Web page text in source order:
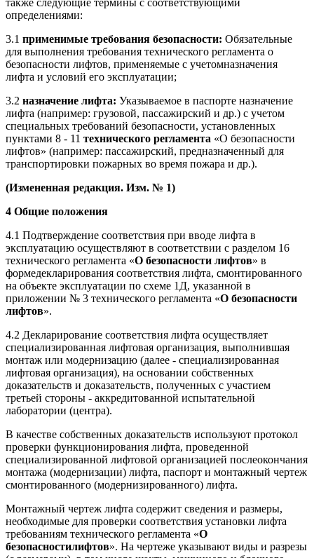
определениями:
3.1 применимые требования безопасности: Обязательные
для выполнения требования технического регламента о
безопасности лифтов, применяемые с учетомназначения
лифта и условий его эксплуатации;
3.2 назначение лифта: Указываемое в паспорте назначение
лифта (например: грузовой, пассажирский и др.) с учетом
специальных требований безопасности, установленных
пунктами 8 - 11 технического регламента «О безопасности
лифтов» (например: пассажирский, предназначенный для
транспортировки пожарных во время пожара и др.).
(Измененная редакция. Изм. № 1)
4 Общие положения
4.1 Подтверждение соответствия при вводе лифта в
эксплуатацию осуществляют в соответствии с разделом 16
технического регламента «О безопасности лифтов» в
формедекларирования соответствия лифта, смонтированного
на объекте эксплуатации по схеме 1Д, указанной в
приложении № 3 технического регламента «О безопасности
лифтов».
4.2 Декларирование соответствия лифта осуществляет
специализированная лифтовая организация, выполнившая
монтаж или модернизацию (далее - специализированная
лифтовая организация), на основании собственных
доказательств и доказательств, полученных с участием
третьей стороны - аккредитованной испытательной
лаборатории (центра).
В качестве собственных доказательств используют протокол
проверки функционирования лифта, проведенной
специализированной лифтовой организацией послеокончания
монтажа (модернизации) лифта, паспорт и монтажный чертеж
смонтированного (модернизированного) лифта.
Монтажный чертеж лифта содержит сведения и размеры,
необходимые для проверки соответствия установки лифта
требованиям технического регламента «О
безопасностилифтов». На чертеже указывают виды и разрезы